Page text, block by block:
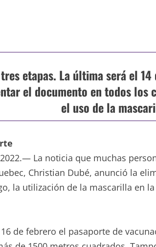
etapas. La última será el
el documento en todos los
el uso de la
2022.— La noticia que muchas
Christian Dubé, anunció la
la utilización de la mascarilla en
de febrero el pasaporte de